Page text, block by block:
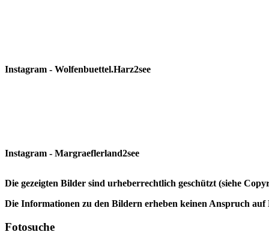
Instagram - Wolfenbuettel.Harz2see
Instagram - Margraeflerland2see
Die gezeigten Bilder sind urheberrechtlich geschützt (siehe
Die Informationen zu den Bildern erheben keinen Anspruch
Fotosuche